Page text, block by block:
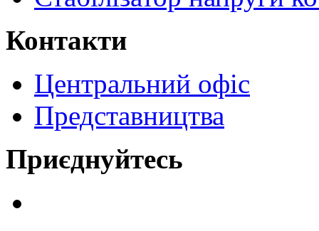
Контакти
Центральний офіс
Представництва
Приєднуйтесь